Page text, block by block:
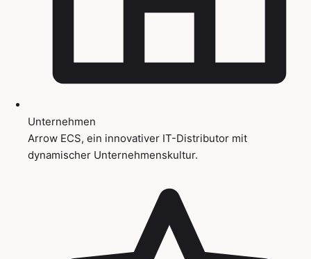
Unternehmen
Arrow ECS, ein innovativer IT-Distributor mit
dynamischer Unternehmenskultur.